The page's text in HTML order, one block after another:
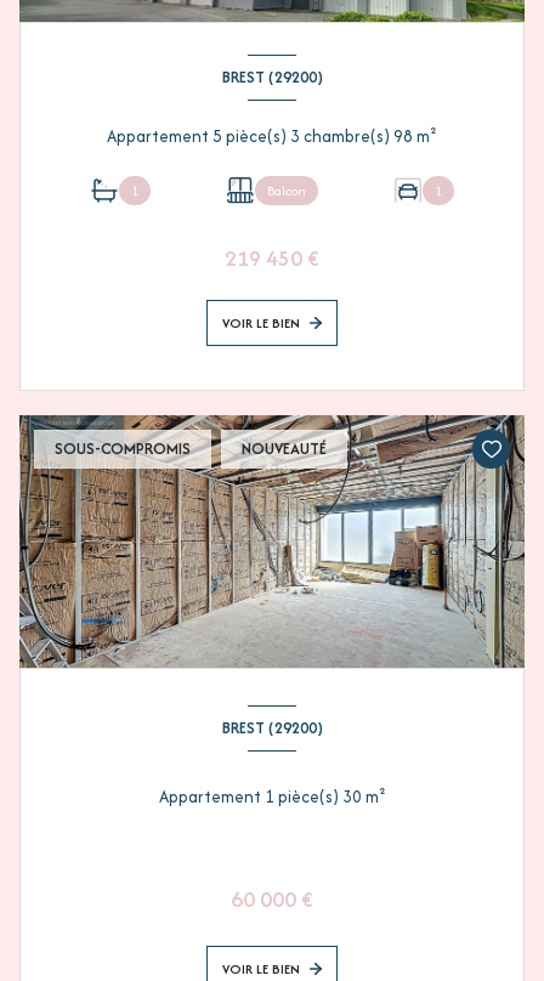
BREST (29200)
Appartement 5 pièce(s) 3 chambre(s) 98 m²
1 Balcon 1
219 450 €
VOIR LE BIEN
SOUS-COMPROMIS NOUVEAUTÉ
BREST (29200)
Appartement 1 pièce(s) 30 m²
60 000 €
VOIR LE BIEN